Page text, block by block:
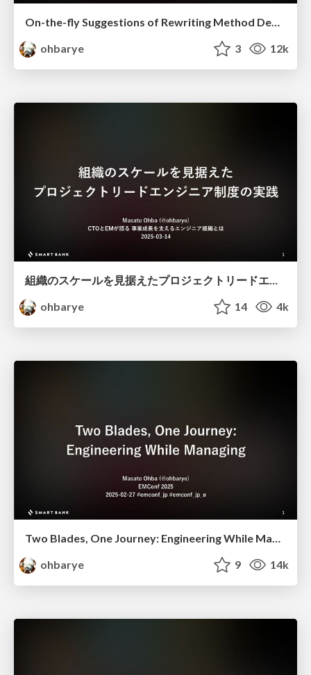
ohbarye
3 12k
組織のスケールを見据えたプロジェクトリードエンジニア制度の実践 / Project Lead Engineer for Scaling Engineering Organization
ohbarye
14 4k
Two Blades, One Journey: Engineering While Managing
ohbarye
9 14k